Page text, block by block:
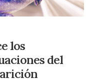
los
del